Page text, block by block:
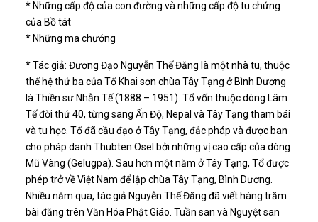
* Những cấp độ của con đường và những cấp độ tu chứng
của Bồ tát
* Những ma chướng
* Tác giả: Đương Đạo Nguyễn Thế Đăng là một nhà tu, thuộc
thế hệ thứ ba của Tổ Khai sơn chùa Tây Tạng ở Bình Dương
là Thiền sư Nhẫn Tế (1888 – 1951). Tổ vốn thuộc dòng Lâm
Tế đời thứ 40, từng sang Ấn Độ, Nepal và Tây Tạng tham bái
và tu học. Tổ đã cầu đạo ở Tây Tạng, đắc pháp và được ban
cho pháp danh Thubten Osel bởi những vị cao cấp của dòng
Mũ Vàng (Gelugpa). Sau hơn một năm ở Tây Tạng, Tổ được
phép trở về Việt Nam để lập chùa Tây Tạng, Bình Dương.
Nhiều năm qua, tác giả Nguyễn Thế Đăng đã viết hàng trăm
bài đăng trên Văn Hóa Phật Giáo. Tuần san và Nguyệt san